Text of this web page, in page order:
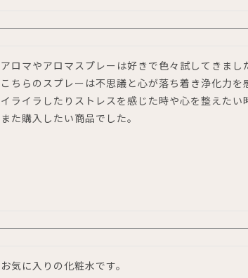
アロマやアロマスプレーは好きで色々試してきまし
こちらのスプレーは不思議と心が落ち着き浄化力を
イライラしたりストレスを感じた時や心を整えたい
また購入したい商品でした。
お気に入りの化粧水です。